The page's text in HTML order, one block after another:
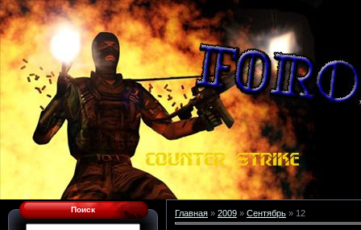
Поиск Главная » 2009 » Сентябрь » 12